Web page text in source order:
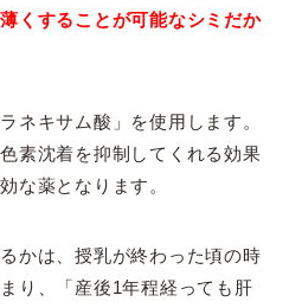
くすることが可能なシミだか
ネキサム酸」を使用します。
素沈着を抑制してくれる効果
な薬となります。
かは、授乳が終わった頃の時
り、「産後1年程経っても肝